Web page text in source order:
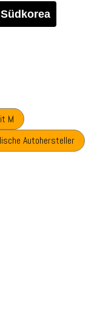
Südkorea
M
Autohersteller